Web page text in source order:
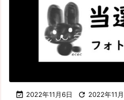
 2022年11月6日  2022年11